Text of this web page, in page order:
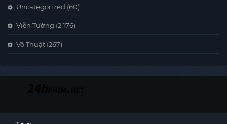
Uncategorized (60)
Viễn Tưởng (2.176)
Võ Thuật (267)